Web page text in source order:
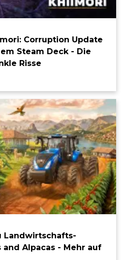
Corruption Update
Steam Deck - Die
Risse
Landwirtschafts-
and Alpacas - Mehr auf